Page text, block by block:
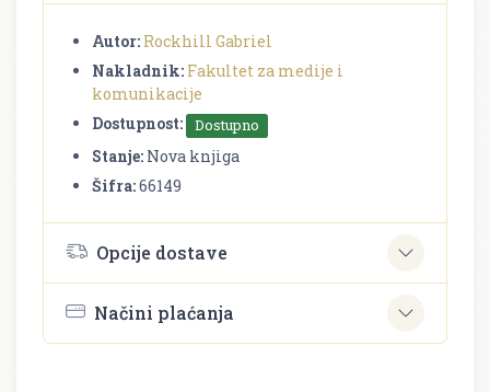
Autor: Rockhill Gabriel
Nakladnik: Fakultet za medije i
komunikacije
Dostupnost:
Dostupno
Stanje: Nova knjiga
Šifra:66149
Opcije dostave
Načini plaćanja